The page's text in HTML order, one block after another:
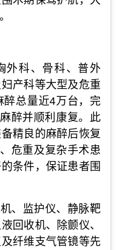
外科、骨科、普外
产科等大型及危重
醉总量近4万台，完
醉并顺利康复。此
精良的麻醉后恢复
危重及复杂手术患
条件，保证患者围
、监护仪、静脉靶
回收机、除颤仪、
纤维支气管镜等先